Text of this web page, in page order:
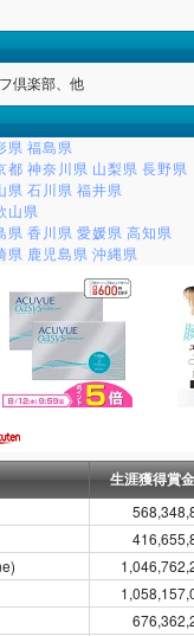
倶楽部、他
県 福島県
都 神奈川県 山梨県 長野県
県 石川県 福井県
山県
県 香川県 愛媛県 高知県
県 鹿児島県 沖縄県
生涯獲得賞